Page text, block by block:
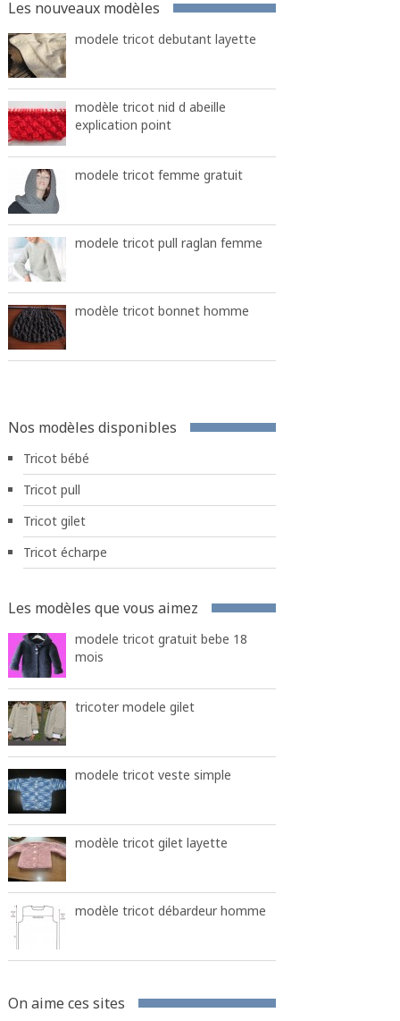
Les nouveaux modèles
modele tricot debutant layette
modèle tricot nid d abeille
explication point
modele tricot femme gratuit
modele tricot pull raglan femme
modèle tricot bonnet homme
Nos modèles disponibles
Tricot bébé
Tricot pull
Tricot gilet
Tricot écharpe
Les modèles que vous aimez
modele tricot gratuit bebe 18
mois
tricoter modele gilet
modele tricot veste simple
modèle tricot gilet layette
modèle tricot débardeur homme
On aime ces sites